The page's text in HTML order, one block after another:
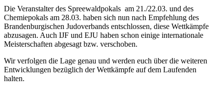
Die Veranstalter des Spreewaldpokals am 21./22.03. und des
Chemiepokals am 28.03. haben sich nun nach Empfehlung des
Brandenburgischen Judoverbands entschlossen, diese Wettkämpfe
abzusagen. Auch IJF und EJU haben schon einige internationale
Meisterschaften abgesagt bzw. verschoben.
Wir verfolgen die Lage genau und werden euch über die weiteren
Entwicklungen bezüglich der Wettkämpfe auf dem Laufenden
halten.